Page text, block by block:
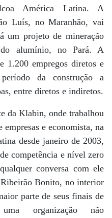
América Latina. A
Luís, no Maranhão, vai
um projeto de mineração
alumínio, no Pará. A
1.200 empregos diretos e
da construção a
entre diretos e indiretos.
da Klabin, onde trabalhou
e economista, na
desde janeiro de 2003,
competência e nível zero
conversa com ele
Bonito, no interior
parte de seus finais de
organização não